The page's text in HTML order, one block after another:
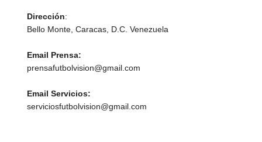
Dirección:
Bello Monte, Caracas, D.C. Venezuela
Email Prensa:
prensafutbolvision@gmail.com
Email Servicios:
serviciosfutbolvision@gmail.com